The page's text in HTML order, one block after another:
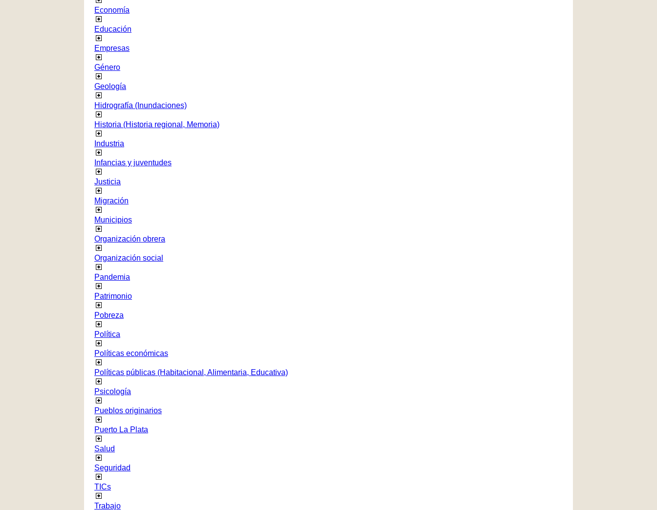
Economía
Educación
Empresas
Género
Geología
Hidrografía (Inundaciones)
Historia (Historia regional, Memoria)
Industria
Infancias y juventudes
Justicia
Migración
Municipios
Organización obrera
Organización social
Pandemia
Patrimonio
Pobreza
Política
Políticas económicas
Políticas públicas (Habitacional, Alimentaria, Educativa)
Psicología
Pueblos originarios
Puerto La Plata
Salud
Seguridad
TICs
Trabajo